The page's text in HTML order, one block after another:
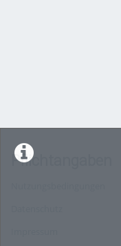
Pflichtangaben